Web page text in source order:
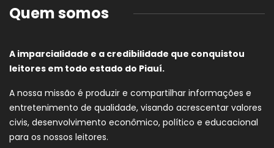
Quem somos
A imparcialidade e a credibilidade que conquistou
leitores em todo estado do Piauí.
A nossa missão é produzir e compartilhar informações e
entretenimento de qualidade, visando acrescentar valores
civis, desenvolvimento econômico, político e educacional
para os nossos leitores.